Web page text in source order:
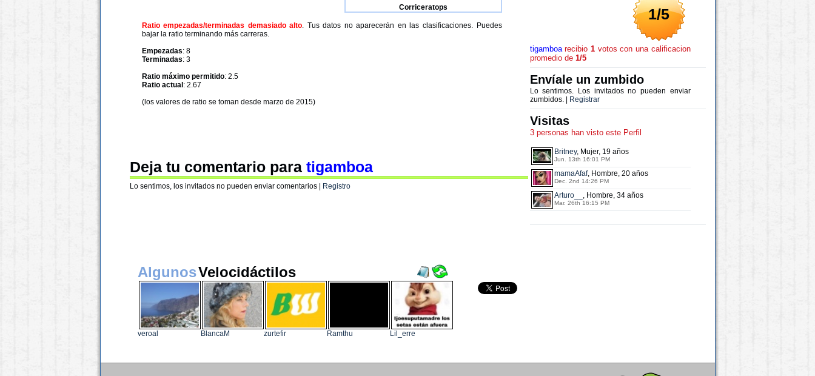
Corriceratops
Ratio empezadas/terminadas demasiado alto. Tus datos no aparecerán en las clasificaciones. Puedes
bajar la ratio terminando más carreras.
Empezadas: 8
Terminadas: 3
Ratio máximo permitido: 2.5
Ratio actual : 2.67
(los valores de ratio se toman desde marzo de 2015)
Deja tu comentario para tigamboa
Lo sentimos, los invitados no pueden enviar comentarios | Registro
1/5
tigamboarecibio 1votos con una calificacion
promedio de 1/5
Envíale un zumbido
Lo sentimos. Los invitados no pueden enviar
zumbidos. |
Registrar
Visitas
3 personas han visto este Perfil
Britney, Mujer, 19 años
Jun. 13th 16:01 PM
mamaAfaf, Hombre, 20 años
Dec. 2nd 14:26 PM
Arturo__ , Hombre, 34 años
Mar. 26th 16:15 PM
AlgunosVelocidáctilos
veroal BlancaM zurtefir Ramthu Lil_erre